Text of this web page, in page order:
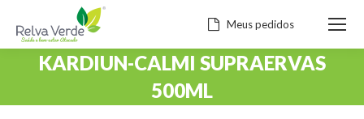
Meus pedidos
KARDIUN-CALMI SUPRAERVAS
500ML